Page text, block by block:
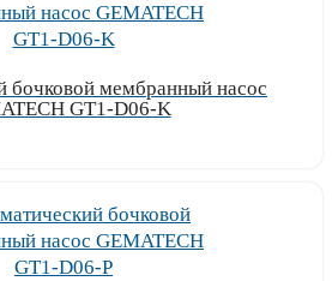
бочковой мембранный насос
GT1-D06-K